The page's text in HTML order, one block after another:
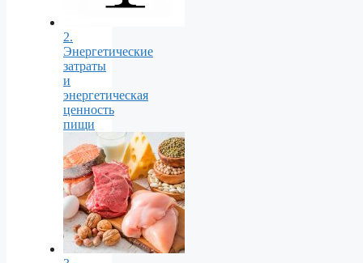
2.
Энергетические
затраты
и
энергетическая
ценность
пищи